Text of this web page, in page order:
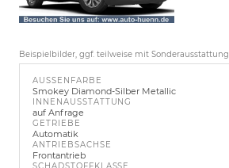
Beispielbilder, ggf. teilweise mit Sonderausstattung
AUSSENFARBE
Smokey Diamond-Silber Metallic
INNENAUSSTATTUNG
auf Anfrage
GETRIEBE
Automatik
ANTRIEBSACHSE
Frontantrieb